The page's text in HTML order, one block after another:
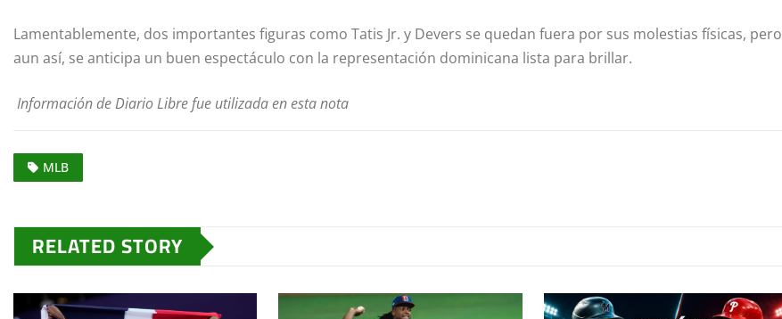
Lamentablemente, dos importantes figuras como Tatis Jr. y Devers se quedan fuera por sus molestias físicas, pero
aun así, se anticipa un buen espectáculo con la representación dominicana lista para brillar.
Información de Diario Libre fue utilizada en esta nota
MLB
RELATED STORY